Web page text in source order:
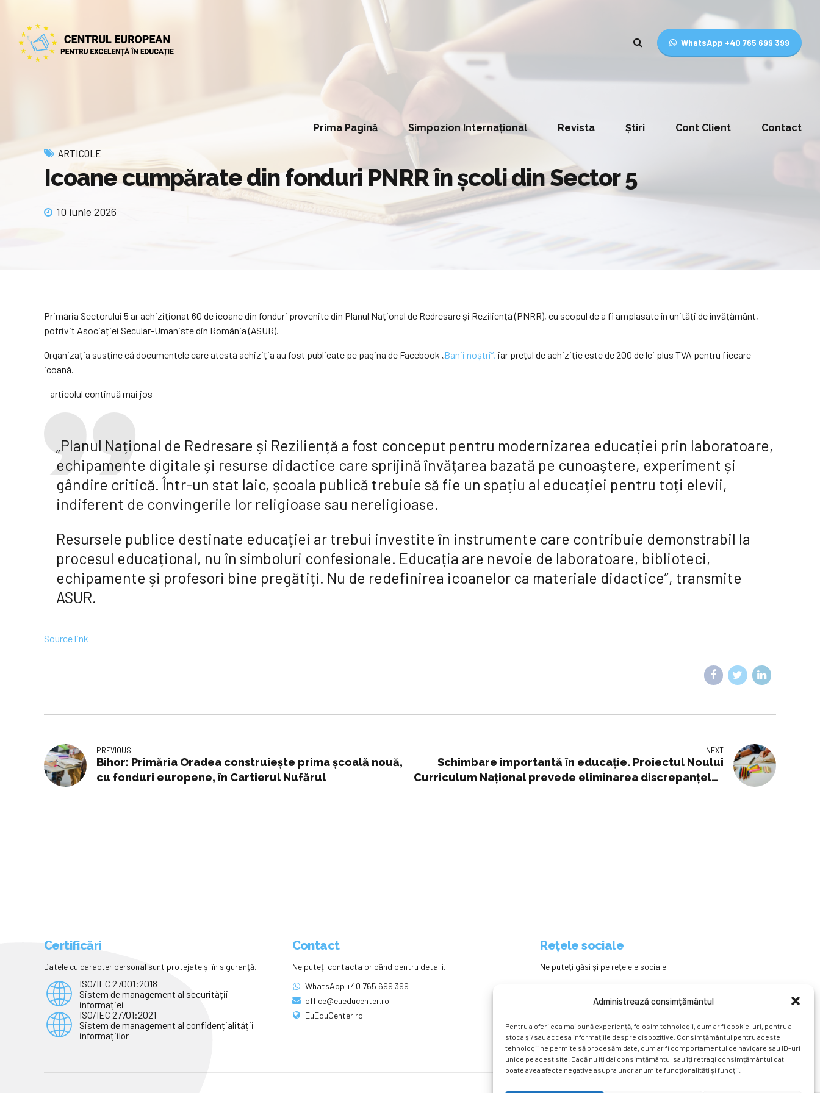
Administrează consimțământul
Pentru a oferi cea mai bună experiență, folosim tehnologii, cum ar fi cookie-uri, pentru a
stoca și/sau accesa informațiile despre dispozitive. Consimțământul pentru aceste
tehnologii ne permite să procesăm date, cum ar fi comportamentul de navigare sau ID-uri
unice pe acest site. Dacă nu îți dai consimțământul sau îți retragi consimțământul dat
poate avea afecte negative asupra unor anumite funcționalități și funcții.
WhatsApp +40 765 699 399
Prima Pagină Simpozion Internațional Revista Știri Cont Client Contact
ARTICOLE
Icoane cumpărate din fonduri PNRR în școli din Sector 5
10 iunie 2026
Primăria Sectorului 5 ar achiziționat 60 de icoane din fonduri provenite din Planul Național de Redresare și Reziliență (PNRR), cu scopul de a fi amplasate în unități de învățământ,
potrivit Asociației Secular-Umaniste din România (ASUR).
Organizația susține că documentele care atestă achiziția au fost publicate pe pagina de Facebook „Banii noștri”, iar prețul de achiziție este de 200 de lei plus TVA pentru fiecare
icoană.
– articolul continuă mai jos –
„Planul Național de Redresare și Reziliență a fost conceput pentru modernizarea educației prin laboratoare,
echipamente digitale și resurse didactice care sprijină învățarea bazată pe cunoaștere, experiment și
gândire critică. Într-un stat laic, școala publică trebuie să fie un spațiu al educației pentru toți elevii,
indiferent de convingerile lor religioase sau nereligioase.
Resursele publice destinate educației ar trebui investite în instrumente care contribuie demonstrabil la
procesul educațional, nu în simboluri confesionale. Educația are nevoie de laboratoare, biblioteci,
echipamente și profesori bine pregătiți. Nu de redefinirea icoanelor ca materiale didactice”, transmite
ASUR.
Source link
PREVIOUS
Bihor: Primăria Oradea construiește prima școală nouă,
cu fonduri europene, în Cartierul Nufărul
NEXT
Schimbare importantă în educaţie. Proiectul Noului
Curriculum Naţional prevede eliminarea discrepanţelor
Certificări
Datele cu caracter personal sunt protejate și în siguranță.
ISO/IEC 27001:2018
Sistem de management al securității
informației
ISO/IEC 27701:2021
Sistem de management al confidențialității
informațiilor
Contact
Ne puteți contacta oricând pentru detalii.
WhatsApp +40 765 699 399
office@eueducenter.ro
EuEduCenter.ro
Rețele sociale
Ne puteți găsi și pe rețelele sociale.